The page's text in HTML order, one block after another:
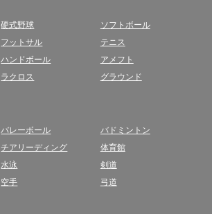
硬式野球 ソフトボール
フットサル テニス
ハンドボール アメフト
ラクロス グラウンド
バレーボール バドミントン
チアリーディング 体育館
水泳 剣道
空手 弓道